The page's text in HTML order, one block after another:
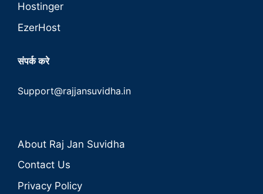
Hostinger
EzerHost
संपर्क करे
Support@rajjansuvidha.in
About Raj Jan Suvidha
Contact Us
Privacy Policy